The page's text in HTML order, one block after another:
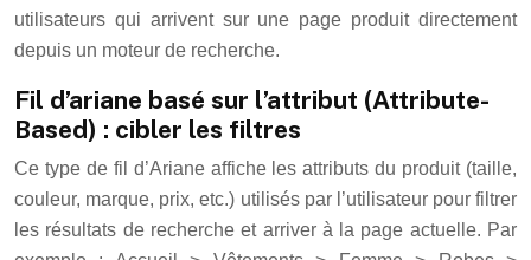
utilisateurs qui arrivent sur une page produit directement
depuis un moteur de recherche.
Fil d’ariane basé sur l’attribut (Attribute-
Based) : cibler les filtres
Ce type de fil d’Ariane affiche les attributs du produit (taille,
couleur, marque, prix, etc.) utilisés par l’utilisateur pour filtrer
les résultats de recherche et arriver à la page actuelle. Par